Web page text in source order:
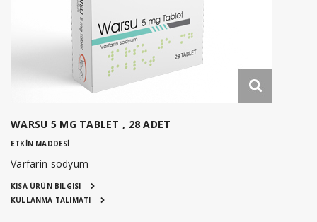
WARSU 5 MG TABLET , 28 ADET
ETKİN MADDESİ
Varfarin sodyum
KISA ÜRÜN BILGISI
KULLANMA TALIMATI